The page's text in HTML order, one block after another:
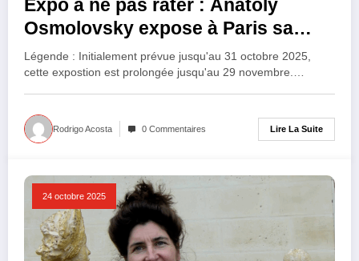
Expo à ne pas rater : Anatoly
Osmolovsky expose à Paris sa
vision toxique du pouvoir
Légende : Initialement prévue jusqu'au 31 octobre 2025,
cette expostion est prolongée jusqu'au 29 novembre.…
Rodrigo Acosta 0 Commentaires Lire La Suite
24 octobre 2025